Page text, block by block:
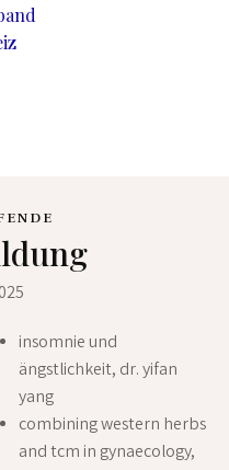
insomnie und
ängstlichkeit, dr. yifan
yang
combining western herbs
and tcm in gynaecology,